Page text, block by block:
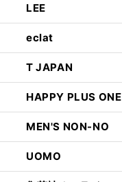
LEE
eclat
T JAPAN
HAPPY PLUS ONE
MEN'S NON-NO
UOMO